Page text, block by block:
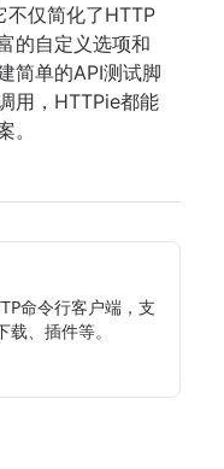
不仅简化了HTTP
的自定义选项和
简单的API测试脚
用，HTTPie都能
。
命令行客户端，支
、插件等。